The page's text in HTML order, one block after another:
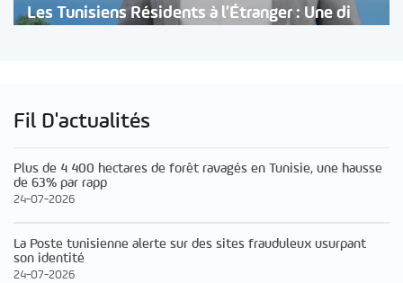
Les Tunisiens Résidents à l’Étranger : Une di
Fil D'actualités
Plus de 4 400 hectares de forêt ravagés en Tunisie, une hausse
de 63% par rapp
24-07-2026
La Poste tunisienne alerte sur des sites frauduleux usurpant
son identité
24-07-2026